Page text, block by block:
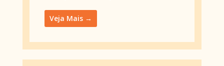
Veja Mais →